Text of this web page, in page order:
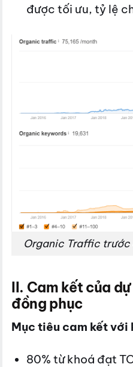
được tối ưu, tỷ lệ
Organic Traffic trước
II. Cam kết của
đồng phục
Mục tiêu cam kết với
80% từ khoá đạt